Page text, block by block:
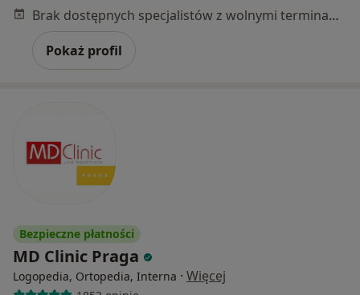
Brak dostępnych specjalistów z wolnymi terminami w tym centrum medycznym.
Pokaż profil
Bezpieczne płatności
MD Clinic Praga
Logopedia, Ortopedia, Interna · Więcej